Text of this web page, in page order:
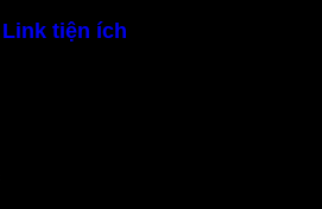
Link tiện ích